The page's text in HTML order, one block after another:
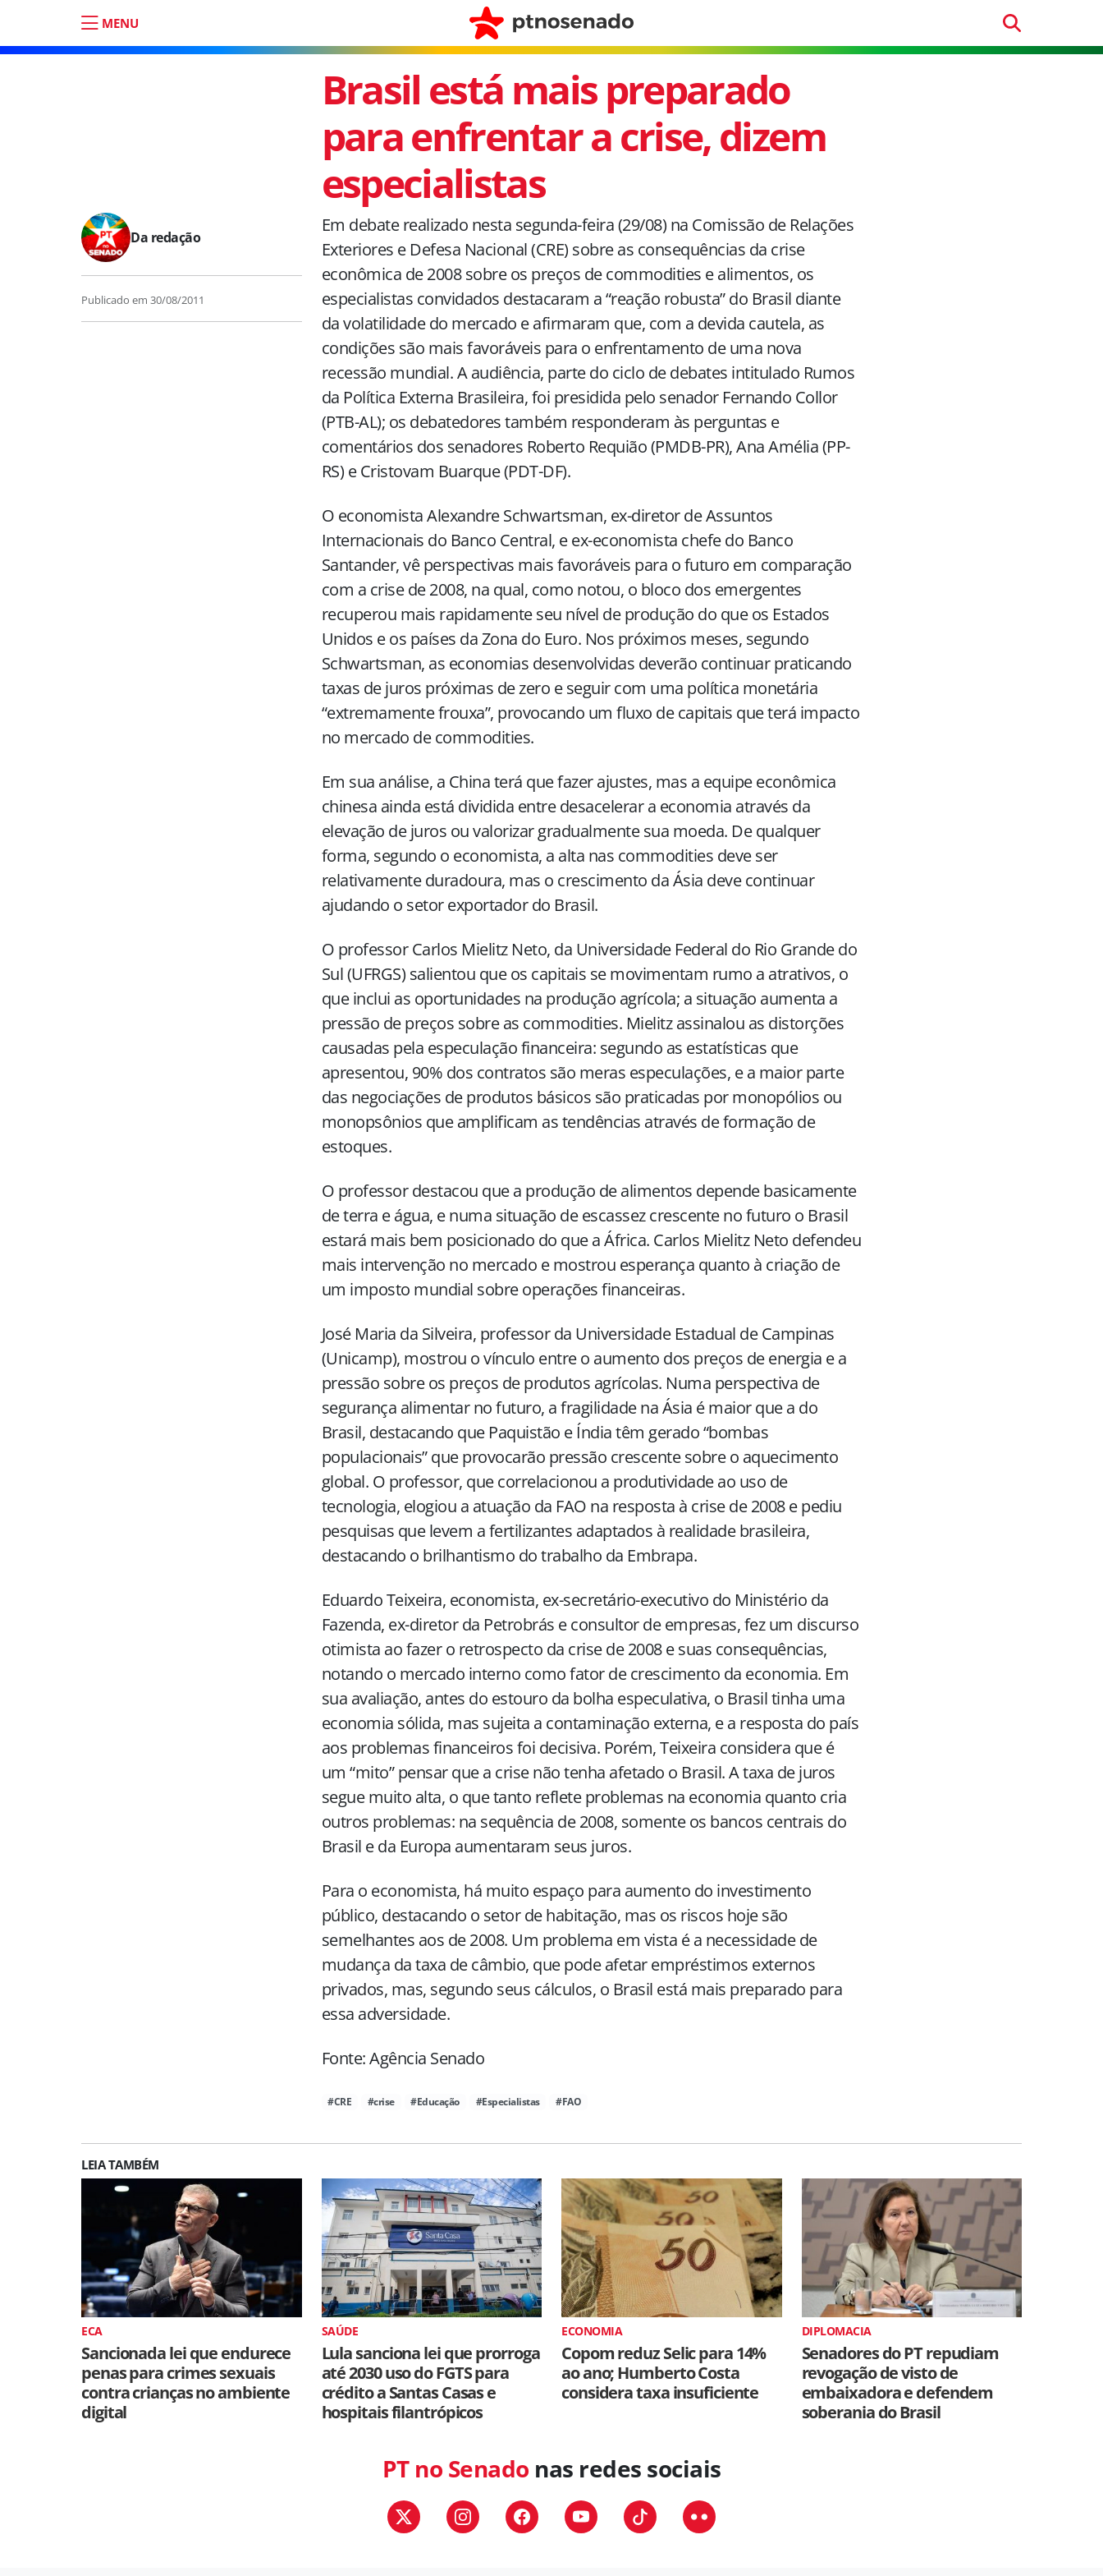
MENU
Brasil está mais preparado
para enfrentar a crise, dizem
especialistas
Da redação
Publicado em 30/08/2011
Em debate realizado nesta segunda-feira (29/08) na Comissão de Relações
Exteriores e Defesa Nacional (CRE) sobre as consequências da crise
econômica de 2008 sobre os preços de commodities e alimentos, os
especialistas convidados destacaram a “reação robusta” do Brasil diante
da volatilidade do mercado e afirmaram que, com a devida cautela, as
condições são mais favoráveis para o enfrentamento de uma nova
recessão mundial. A audiência, parte do ciclo de debates intitulado Rumos
da Política Externa Brasileira, foi presidida pelo senador Fernando Collor
(PTB-AL); os debatedores também responderam às perguntas e
comentários dos senadores Roberto Requião (PMDB-PR), Ana Amélia (PP-
RS) e Cristovam Buarque (PDT-DF).
O economista Alexandre Schwartsman, ex-diretor de Assuntos
Internacionais do Banco Central, e ex-economista chefe do Banco
Santander, vê perspectivas mais favoráveis para o futuro em comparação
com a crise de 2008, na qual, como notou, o bloco dos emergentes
recuperou mais rapidamente seu nível de produção do que os Estados
Unidos e os países da Zona do Euro. Nos próximos meses, segundo
Schwartsman, as economias desenvolvidas deverão continuar praticando
taxas de juros próximas de zero e seguir com uma política monetária
“extremamente frouxa”, provocando um fluxo de capitais que terá impacto
no mercado de commodities.
Em sua análise, a China terá que fazer ajustes, mas a equipe econômica
chinesa ainda está dividida entre desacelerar a economia através da
elevação de juros ou valorizar gradualmente sua moeda. De qualquer
forma, segundo o economista, a alta nas commodities deve ser
relativamente duradoura, mas o crescimento da Ásia deve continuar
ajudando o setor exportador do Brasil.
O professor Carlos Mielitz Neto, da Universidade Federal do Rio Grande do
Sul (UFRGS) salientou que os capitais se movimentam rumo a atrativos, o
que inclui as oportunidades na produção agrícola; a situação aumenta a
pressão de preços sobre as commodities. Mielitz assinalou as distorções
causadas pela especulação financeira: segundo as estatísticas que
apresentou, 90% dos contratos são meras especulações, e a maior parte
das negociações de produtos básicos são praticadas por monopólios ou
monopsônios que amplificam as tendências através de formação de
estoques.
O professor destacou que a produção de alimentos depende basicamente
de terra e água, e numa situação de escassez crescente no futuro o Brasil
estará mais bem posicionado do que a África. Carlos Mielitz Neto defendeu
mais intervenção no mercado e mostrou esperança quanto à criação de
um imposto mundial sobre operações financeiras.
José Maria da Silveira, professor da Universidade Estadual de Campinas
(Unicamp), mostrou o vínculo entre o aumento dos preços de energia e a
pressão sobre os preços de produtos agrícolas. Numa perspectiva de
segurança alimentar no futuro, a fragilidade na Ásia é maior que a do
Brasil, destacando que Paquistão e Índia têm gerado “bombas
populacionais” que provocarão pressão crescente sobre o aquecimento
global. O professor, que correlacionou a produtividade ao uso de
tecnologia, elogiou a atuação da FAO na resposta à crise de 2008 e pediu
pesquisas que levem a fertilizantes adaptados à realidade brasileira,
destacando o brilhantismo do trabalho da Embrapa.
Eduardo Teixeira, economista, ex-secretário-executivo do Ministério da
Fazenda, ex-diretor da Petrobrás e consultor de empresas, fez um discurso
otimista ao fazer o retrospecto da crise de 2008 e suas consequências,
notando o mercado interno como fator de crescimento da economia. Em
sua avaliação, antes do estouro da bolha especulativa, o Brasil tinha uma
economia sólida, mas sujeita a contaminação externa, e a resposta do país
aos problemas financeiros foi decisiva. Porém, Teixeira considera que é
um “mito” pensar que a crise não tenha afetado o Brasil. A taxa de juros
segue muito alta, o que tanto reflete problemas na economia quanto cria
outros problemas: na sequência de 2008, somente os bancos centrais do
Brasil e da Europa aumentaram seus juros.
Para o economista, há muito espaço para aumento do investimento
público, destacando o setor de habitação, mas os riscos hoje são
semelhantes aos de 2008. Um problema em vista é a necessidade de
mudança da taxa de câmbio, que pode afetar empréstimos externos
privados, mas, segundo seus cálculos, o Brasil está mais preparado para
essa adversidade.
Fonte: Agência Senado
#CRE #crise #Educação #Especialistas #FAO
LEIA TAMBÉM
ECA
Sancionada lei que endurece
penas para crimes sexuais
contra crianças no ambiente
digital
SAÚDE
Lula sanciona lei que prorroga
até 2030 uso do FGTS para
crédito a Santas Casas e
hospitais filantrópicos
ECONOMIA
Copom reduz Selic para 14%
ao ano; Humberto Costa
considera taxa insuficiente
DIPLOMACIA
Senadores do PT repudiam
revogação de visto de
embaixadora e defendem
soberania do Brasil
PT no Senado nas redes sociais